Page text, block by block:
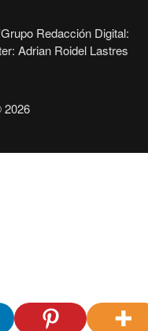
Redacción Digital:
Adrian Roidel Lastres
2026